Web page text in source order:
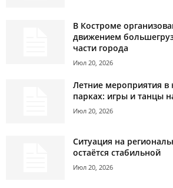
В Костроме
движением
части города
Июл 20, 2026
Летние мероприятия в
парках: игры и танцы
Июл 20, 2026
Ситуация на
остаётся стабильной
Июл 20, 2026